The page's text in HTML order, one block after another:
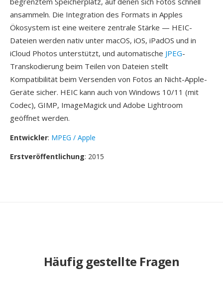
ansammeln. Die Integration des Formats in Apples
Ökosystem ist eine weitere zentrale Stärke — HEIC-
Dateien werden nativ unter macOS, iOS, iPadOS und in
iCloud Photos unterstützt, und automatische JPEG-
Transkodierung beim Teilen von Dateien stellt
Kompatibilität beim Versenden von Fotos an Nicht-Apple-
Geräte sicher. HEIC kann auch von Windows 10/11 (mit
Codec), GIMP, ImageMagick und Adobe Lightroom
geöffnet werden.
Entwickler: MPEG / Apple
Erstveröffentlichung: 2015
Häufig gestellte Fragen